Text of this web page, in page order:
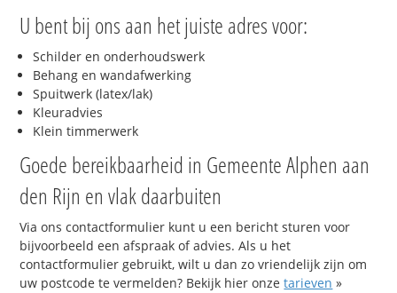
U bent bij ons aan het juiste adres voor:
Schilder en onderhoudswerk
Behang en wandafwerking
Spuitwerk (latex/lak)
Kleuradvies
Klein timmerwerk
Goede bereikbaarheid in Gemeente Alphen aan
den Rijn en vlak daarbuiten
Via ons contactformulier kunt u een bericht sturen voor
bijvoorbeeld een afspraak of advies. Als u het
contactformulier gebruikt, wilt u dan zo vriendelijk zijn om
uw postcode te vermelden? Bekijk hier onzetarieven »